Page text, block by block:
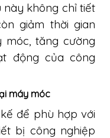
này không chỉ tiết
giảm thời gian
móc, tăng cường
động của công
máy móc
để phù hợp với
bị công nghiệp